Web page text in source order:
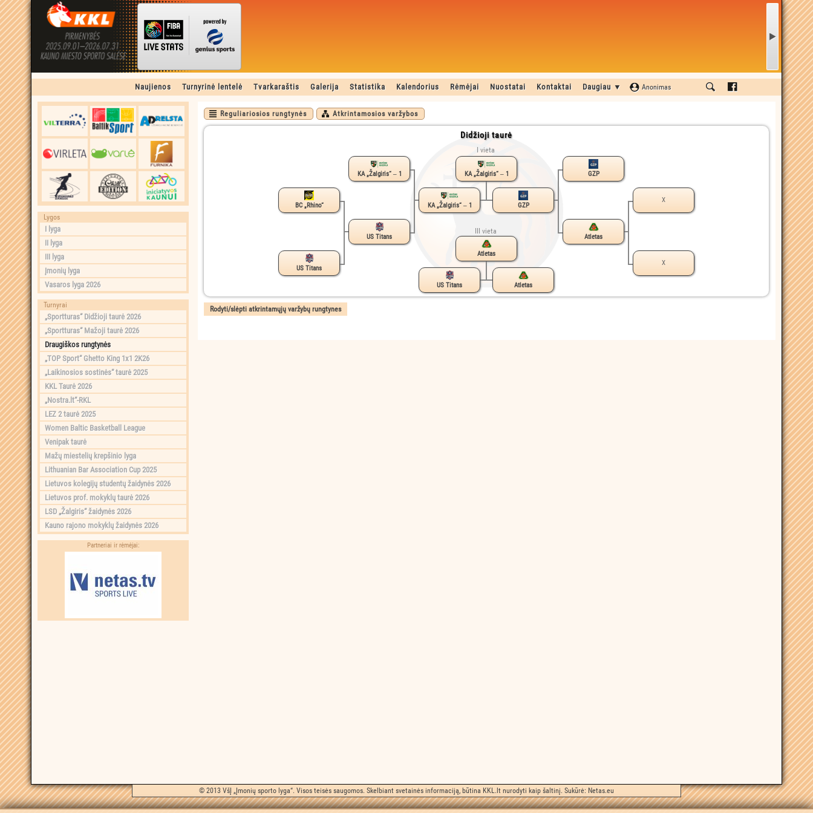
Naujienos Turnyrinė lentelė Tvarkaraštis Galerija Statistika Kalendorius Rėmėjai Nuostatai Kontaktai Daugiau ▼ Anonimas
Lygos
I lyga
II lyga
III lyga
Įmonių lyga
Vasaros lyga 2026
Turnyrai
„Sportturas“ Didžioji taurė 2026
„Sportturas“ Mažoji taurė 2026
Draugiškos rungtynės
„TOP Sport“ Ghetto King 1x1 2K26
„Laikinosios sostinės“ taurė 2025
KKL Taurė 2026
„Nostra.lt“-RKL
LEZ 2 taurė 2025
Women Baltic Basketball League
Venipak taurė
Mažų miestelių krepšinio lyga
Lithuanian Bar Association Cup 2025
Lietuvos kolegijų studentų žaidynės 2026
Lietuvos prof. mokyklų taurė 2026
LSD „Žalgiris“ žaidynės 2026
Kauno rajono mokyklų žaidynės 2026
Partneriai ir rėmėjai:
Reguliariosios rungtynės Atkrintamosios varžybos
Didžioji taurė
I vieta
III vieta
KA „Žalgiris“ ‒ 1
KA „Žalgiris“ ‒ 1 GZP
Atletas
US Titans Atletas
KA „Žalgiris“ ‒ 1
US Titans
GZP
Atletas
BC „Rhino“
US Titans
X
X
© 2013 VšĮ „Įmonių sporto lyga“. Visos teisės saugomos. Skelbiant svetainės informaciją, būtina KKL.lt nurodyti kaip šaltinį. Sukūrė: Netas.eu